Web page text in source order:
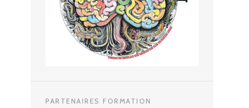
PARTENAIRES FORMATION